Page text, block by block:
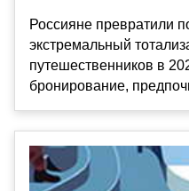
Россияне превратили
экстремальный
путешественников в
бронирование,